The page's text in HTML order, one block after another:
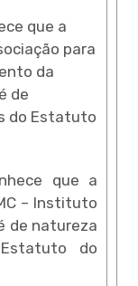
que a
para
da
de
do Estatuto
que a
– Instituto
de natureza
do